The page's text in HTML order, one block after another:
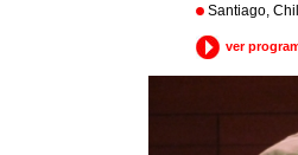
Santiago,
ver